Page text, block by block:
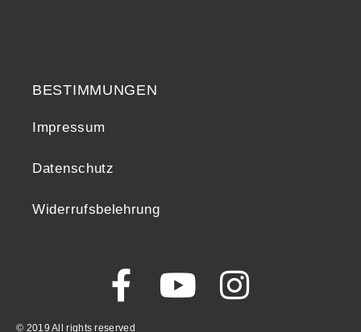
BESTIMMUNGEN
Impressum
Datenschutz
Widerrufsbelehrung
© 2019 All rights reserved